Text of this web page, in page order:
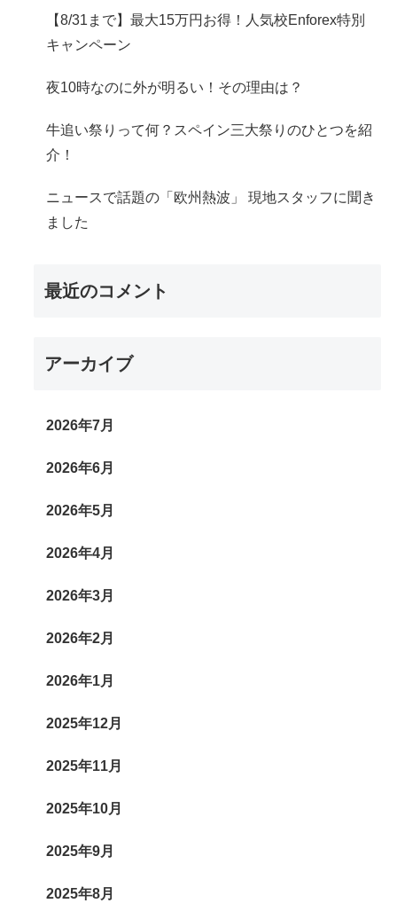
【8/31まで】最大15万円お得！人気校Enforex特別
キャンペーン
夜10時なのに外が明るい！その理由は？
牛追い祭りって何？スペイン三大祭りのひとつを紹
介！
ニュースで話題の「欧州熱波」 現地スタッフに聞き
ました
最近のコメント
アーカイブ
2026年7月
2026年6月
2026年5月
2026年4月
2026年3月
2026年2月
2026年1月
2025年12月
2025年11月
2025年10月
2025年9月
2025年8月